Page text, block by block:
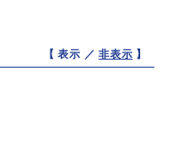
【 表示 ／非表示 】